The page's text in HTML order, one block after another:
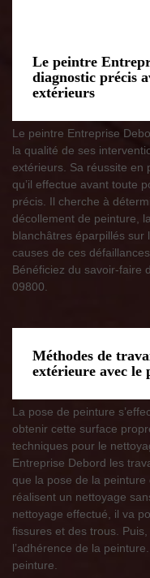
Le peintre
diagnostic précis
extérieurs
Le peintre Entreprise
la qualité de ses
extérieurs. Sa réussite en
qu’il effectue avant toute
précis. Il cherche à
décollement de peinture,
blanchâtres éparpillés sur
causes de ces
Bénéficiez du savoir-faire
09800.
Méthodes de
extérieure avec
La pose de peinture
obtenir cette surface
techniques pour le
Entreprise Debord les
que la pose de la peinture
réalisent un nettoyage
nettoyage effectué, il va
fissures et des trous.
l’adhérence de la
peinture.